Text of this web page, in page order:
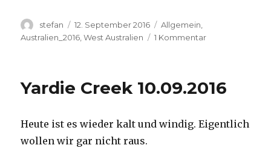
Autor
stefan
Veröffentlicht
am
12. September 2016 Kategorien
Allgemein
Australien_2016 ,West Australien 1 Kommentarzu
Yardie Creek 10.09.2016
Heute ist es wieder kalt und windig. Eigentlich
wollen wir gar nicht raus.